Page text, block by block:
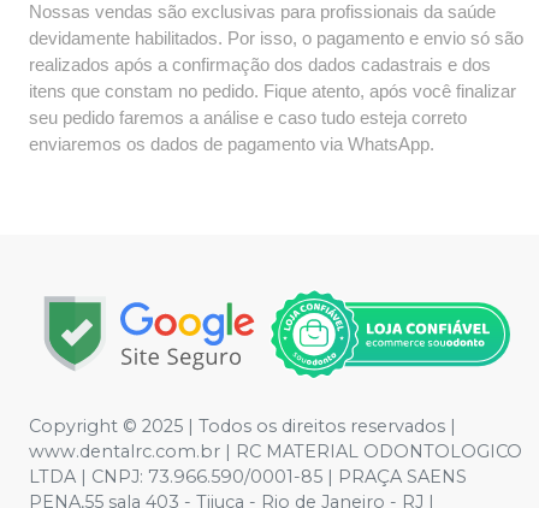
Nossas vendas são exclusivas para profissionais da saúde
devidamente habilitados. Por isso, o pagamento e envio só são
realizados após a confirmação dos dados cadastrais e dos
itens que constam no pedido. Fique atento, após você finalizar
seu pedido faremos a análise e caso tudo esteja correto
enviaremos os dados de pagamento via WhatsApp.
Copyright © 2025 | Todos os direitos reservados |
www.dentalrc.com.br | RC MATERIAL ODONTOLOGICO
LTDA | CNPJ: 73.966.590/0001-85 | PRAÇA SAENS
PENA,55 sala 403 - Tijuca - Rio de Janeiro - RJ |